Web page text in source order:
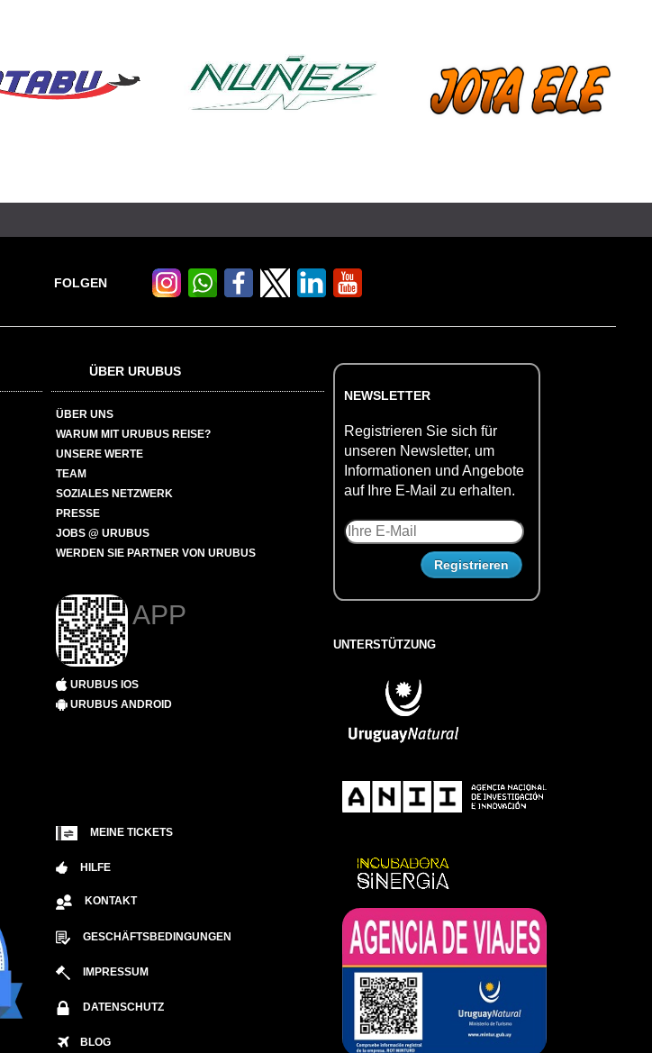
FOLGEN
ÜBER URUBUS
ÜBER UNS
WARUM MIT URUBUS REISE?
UNSERE WERTE
TEAM
SOZIALES NETZWERK
PRESSE
JOBS @ URUBUS
WERDEN SIE PARTNER VON URUBUS
APP
URUBUS IOS
URUBUS ANDROID
MEINE TICKETS
HILFE
KONTAKT
GESCHÄFTSBEDINGUNGEN
IMPRESSUM
DATENSCHUTZ
BLOG
NEWSLETTER
Registrieren Sie sich für
unseren Newsletter, um
Informationen und Angebote
auf Ihre E-Mail zu erhalten.
UNTERSTÜTZUNG